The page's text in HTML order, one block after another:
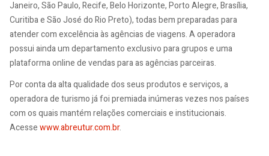
Janeiro, São Paulo, Recife, Belo Horizonte, Porto Alegre, Brasília,
Curitiba e São José do Rio Preto), todas bem preparadas para
atender com excelência às agências de viagens. A operadora
possui ainda um departamento exclusivo para grupos e uma
plataforma online de vendas para as agências parceiras.
Por conta da alta qualidade dos seus produtos e serviços, a
operadora de turismo já foi premiada inúmeras vezes nos países
com os quais mantém relações comerciais e institucionais.
Acessewww.abreutur.com.br.